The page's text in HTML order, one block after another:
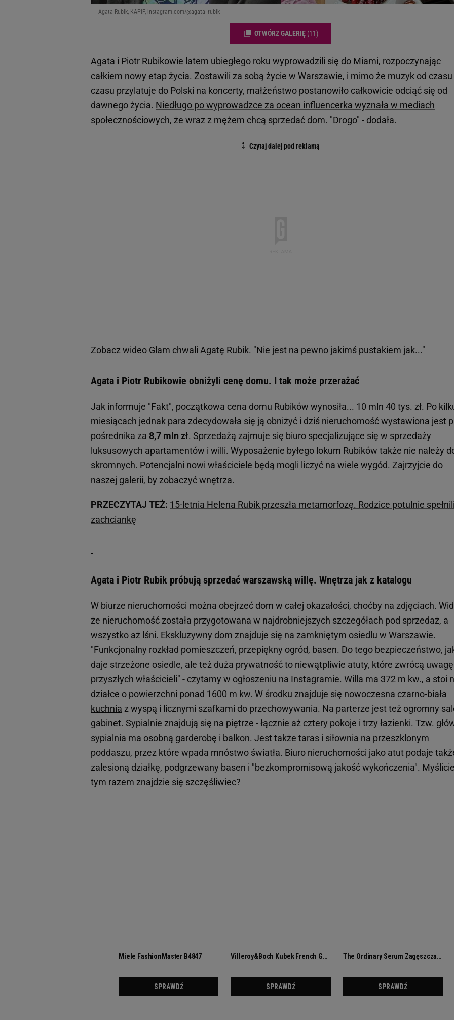
Agata Rubik, KAPiF, instagram.com/@agata_rubik
OTWÓRZ GALERIĘ (11)
Agata i Piotr Rubikowie latem ubiegłego roku wyprowadzili się do Miami, rozpoczynając
całkiem nowy etap życia. Zostawili za sobą życie w Warszawie, i mimo że muzyk od
czasu przylatuje do Polski na koncerty, małżeństwo postanowiło całkowicie odciąć się od
dawnego życia. Niedługo po wyprowadzce za ocean influencerka wyznała w mediach
społecznościowych, że wraz z mężem chcą sprzedać dom. "Drogo" - dodała.
Zobacz wideo Glam chwali Agatę Rubik. "Nie jest na pewno jakimś pustakiem jak..."
Agata i Piotr Rubikowie obniżyli cenę domu. I tak może przerażać
Jak informuje "Fakt", początkowa cena domu Rubików wynosiła... 10 mln 40 tys. zł. Po
miesiącach jednak para zdecydowała się ją obniżyć i dziś nieruchomość wystawiona jest
pośrednika za 8,7 mln zł. Sprzedażą zajmuje się biuro specjalizujące się w sprzedaży
luksusowych apartamentów i willi. Wyposażenie byłego lokum Rubików także nie należy
skromnych. Potencjalni nowi właściciele będą mogli liczyć na wiele wygód. Zajrzyjcie do
naszej galerii, by zobaczyć wnętrza.
PRZECZYTAJ TEŻ: 15-letnia Helena Rubik przeszła metamorfozę. Rodzice potulnie
zachciankę
Agata i Piotr Rubik próbują sprzedać warszawską willę. Wnętrza jak z katalogu
W biurze nieruchomości można obejrzeć dom w całej okazałości, choćby na zdjęciach.
że nieruchomość została przygotowana w najdrobniejszych szczegółach pod sprzedaż, a
wszystko aż lśni. Ekskluzywny dom znajduje się na zamkniętym osiedlu w Warszawie.
"Funkcjonalny rozkład pomieszczeń, przepiękny ogród, basen. Do tego bezpieczeństwo,
daje strzeżone osiedle, ale też duża prywatność to niewątpliwie atuty, które zwrócą uwagę
przyszłych właścicieli" - czytamy w ogłoszeniu na Instagramie. Willa ma 372 m kw., a stoi
działce o powierzchni ponad 1600 m kw. W środku znajduje się nowoczesna czarno-biała
kuchnia z wyspą i licznymi szafkami do przechowywania. Na parterze jest też ogromny
gabinet. Sypialnie znajdują się na piętrze - łącznie aż cztery pokoje i trzy łazienki. Tzw.
sypialnia ma osobną garderobę i balkon. Jest także taras i siłownia na przeszklonym
poddaszu, przez które wpada mnóstwo światła. Biuro nieruchomości jako atut podaje
zalesioną działkę, podgrzewany basen i "bezkompromisową jakość wykończenia".
tym razem znajdzie się szczęśliwiec?